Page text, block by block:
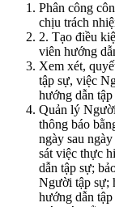
Phân công
chịu trách
2. Tạo điều
viên hướng
Xem xét,
tập sự, việc
hướng dẫn tập
Quản lý
thông báo
ngày sau
sát việc thực
dẫn tập sự;
Người tập sự;
hướng dẫn